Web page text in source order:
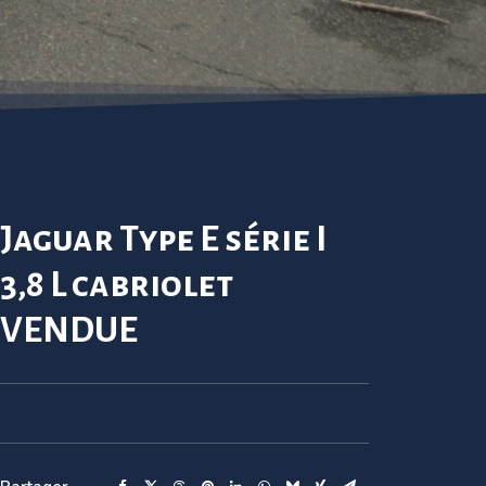
Jaguar Type E série I
3,8 L cabriolet
VENDUE